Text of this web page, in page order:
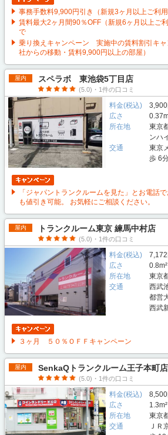
事務手数料9,900円引き（新規3ヶ月以上ご利
賃料最大2ヶ月間90％OFF（新規6ヶ月以上ご
で
乗り換えキャンペーン 実施中の賃料割引キ
社からの移動・賃料9,900円以上の部屋）
屋内 スペラボ 東池袋5丁目店
(5.0)・1件の口コミ
料金(税込)
広さ
所在地
東京
ンハ
交通
東京
歩 6
「ジャパントランクルームを見た」とお電話
も値引き可能。 お気軽にご相談ください。
屋内 トランクルーム東京 練馬中村店
(5.0)・1件の口コミ
料金(税込)
広さ
所在地
東京
交通
西武
都営
西武
３ヶ月 ５０％ＯＦＦキャンペーン
屋内 SenkaQトランクルーム王子本町店
(5.0)・1件の口コミ
料金(税込)
広さ
所在地
東京
交通
ＪＲ